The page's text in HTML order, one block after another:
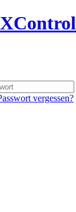
vergessen?